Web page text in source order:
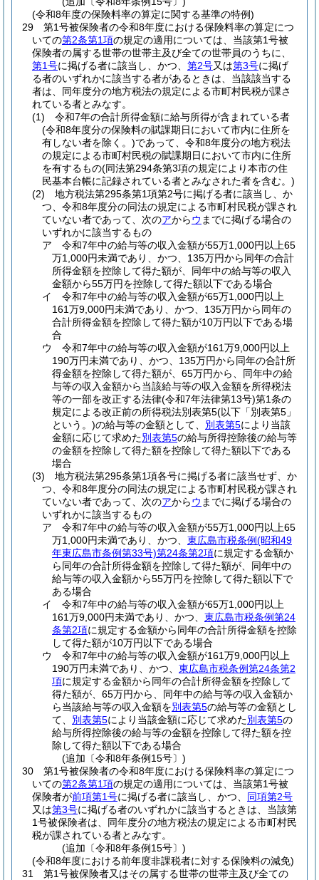
(令和8年度の保険料率の算定に関する基準の特例)
29
第1号被保険者の令和8年度における保険料率の算定につ
いての第2条第1項の規定の適用については、当該第1号被
保険者の属する世帯の世帯主及び全ての世帯員のうちに、
第1号に掲げる者に該当し、かつ、 第2号又は第3号に掲げ
る者のいずれかに該当する者があるときは、当該該当する
者は、同年度分の地方税法の規定による市町村民税が課さ
れている者とみなす。
(1)
令和7年の合計所得金額に給与所得が含まれている者
(令和8年度分の保険料の賦課期日において市内に住所を
有しない者を除く。)であって、令和8年度分の地方税法
の規定による市町村民税の賦課期日において市内に住所
を有するもの(同法第294条第3項の規定により本市の住
民基本台帳に記録されている者とみなされた者を含む。)
(2)
地方税法第295条第1項第2号に掲げる者に該当し、か
つ、令和8年度分の同法の規定による市町村民税が課され
ていない者であって、次のアからウ までに掲げる場合の
いずれかに該当するもの
ア
令和7年中の給与等の収入金額が55万1,000円以上65
万1,000円未満であり、かつ、135万円から同年の合計
所得金額を控除して得た額が、同年中の給与等の収入
金額から55万円を控除して得た額以下である場合
イ
令和7年中の給与等の収入金額が65万1,000円以上
161万9,000円未満であり、かつ、135万円から同年の
合計所得金額を控除して得た額が10万円以下である場
合
ウ
令和7年中の給与等の収入金額が161万9,000円以上
190万円未満であり、かつ、135万円から同年の合計所
得金額を控除して得た額が、65万円から、同年中の給
与等の収入金額から当該給与等の収入金額を所得税法
等の一部を改正する法律(令和7年法律第13号)第1条の
規定による改正前の所得税法別表第5(以下「別表第5」
という。)の給与等の金額として、 別表第5により当該
金額に応じて求めた別表第5の給与所得控除後の給与等
の金額を控除して得た額を控除して得た額以下である
場合
(3)
地方税法第295条第1項各号に掲げる者に該当せず、か
つ、令和8年度分の同法の規定による市町村民税が課され
ていない者であって、次のアからウ までに掲げる場合の
いずれかに該当するもの
ア
令和7年中の給与等の収入金額が55万1,000円以上65
万1,000円未満であり、かつ、 東広島市税条例(昭和49
年東広島市条例第33号)第24条第2項に規定する金額か
ら同年の合計所得金額を控除して得た額が、同年中の
給与等の収入金額から55万円を控除して得た額以下で
ある場合
イ
令和7年中の給与等の収入金額が65万1,000円以上
161万9,000円未満であり、かつ、 東広島市税条例第24
条第2項に規定する金額から同年の合計所得金額を控除
して得た額が10万円以下である場合
ウ
令和7年中の給与等の収入金額が161万9,000円以上
190万円未満であり、かつ、 東広島市税条例第24条第2
項に規定する金額から同年の合計所得金額を控除して
得た額が、65万円から、同年中の給与等の収入金額か
ら当該給与等の収入金額を別表第5の給与等の金額とし
て、 別表第5により当該金額に応じて求めた別表第5の
給与所得控除後の給与等の金額を控除して得た額を控
除して得た額以下である場合
(追加〔令和8年条例15号〕)
30
第1号被保険者の令和8年度における保険料率の算定につ
いての第2条第1項の規定の適用については、当該第1号被
保険者が前項第1号に掲げる者に該当し、かつ、 同項第2号
又は第3号に掲げる者のいずれかに該当するときは、当該第
1号被保険者は、同年度分の地方税法の規定による市町村民
税が課されている者とみなす。
(追加〔令和8年条例15号〕)
(令和8年度における前年度非課税者に対する保険料の減免)
31
第1号被保険者又はその属する世帯の世帯主及び全ての